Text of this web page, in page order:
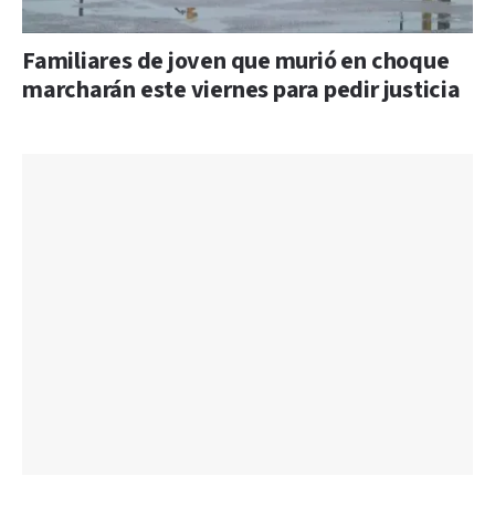
Familiares de joven que murió en choque
marcharán este viernes para pedir justicia